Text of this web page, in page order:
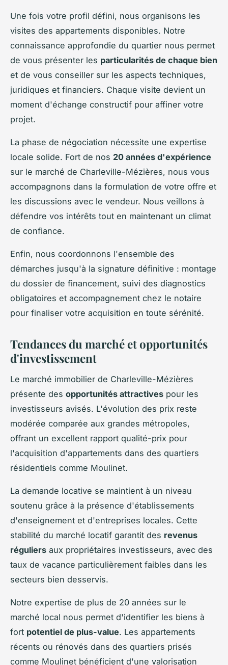
Une fois votre profil défini, nous organisons les
visites des appartements disponibles. Notre
connaissance approfondie du quartier nous permet
de vous présenter les particularités de chaque bien
et de vous conseiller sur les aspects techniques,
juridiques et financiers. Chaque visite devient un
moment d'échange constructif pour affiner votre
projet.
La phase de négociation nécessite une expertise
locale solide. Fort de nos 20 années d'expérience
sur le marché de Charleville-Mézières, nous vous
accompagnons dans la formulation de votre offre et
les discussions avec le vendeur. Nous veillons à
défendre vos intérêts tout en maintenant un climat
de confiance.
Enfin, nous coordonnons l'ensemble des
démarches jusqu'à la signature définitive : montage
du dossier de financement, suivi des diagnostics
obligatoires et accompagnement chez le notaire
pour finaliser votre acquisition en toute sérénité.
Tendances du marché et opportunités
d'investissement
Le marché immobilier de Charleville-Mézières
présente des opportunités attractives pour les
investisseurs avisés. L'évolution des prix reste
modérée comparée aux grandes métropoles,
offrant un excellent rapport qualité-prix pour
l'acquisition d'appartements dans des quartiers
résidentiels comme Moulinet.
La demande locative se maintient à un niveau
soutenu grâce à la présence d'établissements
d'enseignement et d'entreprises locales. Cette
stabilité du marché locatif garantit des revenus
réguliers aux propriétaires investisseurs, avec des
taux de vacance particulièrement faibles dans les
secteurs bien desservis.
Notre expertise de plus de 20 années sur le
marché local nous permet d'identifier les biens à
fort potentiel de plus-value. Les appartements
récents ou rénovés dans des quartiers prisés
comme Moulinet bénéficient d'une valorisation